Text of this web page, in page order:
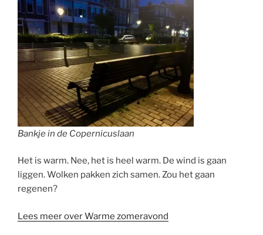
Bankje in de Copernicuslaan
Het is warm. Nee, het is heel warm. De wind is gaan
liggen. Wolken pakken zich samen. Zou het gaan
regenen?
Lees meer over Warme zomeravond